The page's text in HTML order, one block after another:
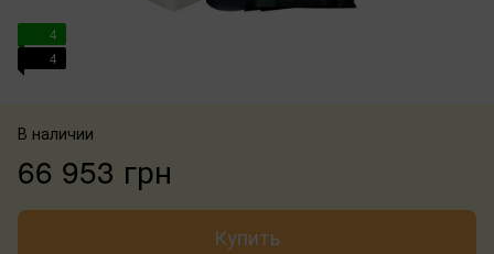
4
4
В наличии
66 953 грн
Купить